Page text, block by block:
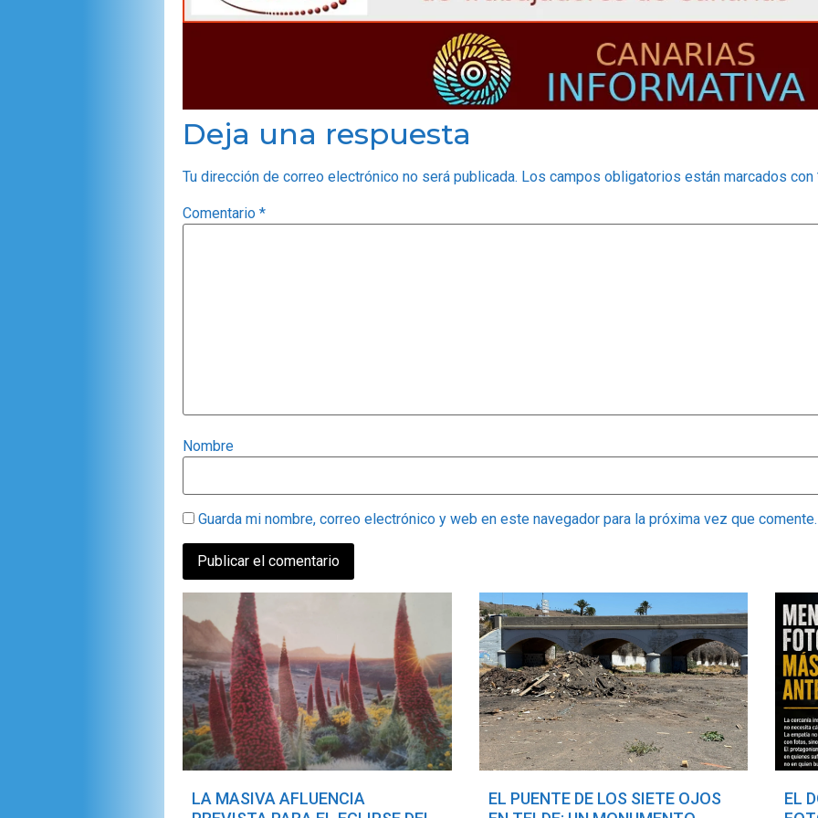
Deja una respuesta
Tu dirección de correo electrónico no será publicada. Los campos obligatorios están marcados con
Comentario *
Nombre
Guarda mi nombre, correo electrónico y web en este navegador para la próxima vez que comente.
LA MASIVA AFLUENCIA
EL PUENTE DE LOS SIETE OJOS
EL